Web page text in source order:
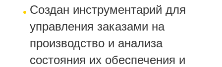
Создан инструментарий для
управления заказами на
производство и анализа
состояния их обеспечения и